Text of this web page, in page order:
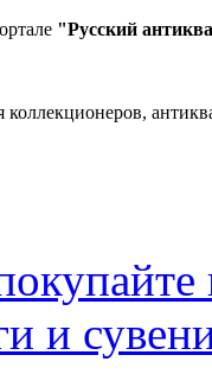
"Русский
и